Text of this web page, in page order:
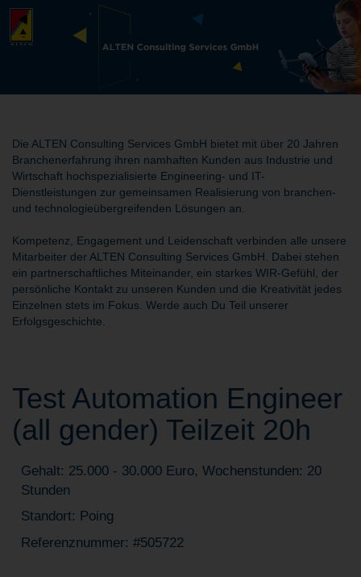
Die ALTEN Consulting Services GmbH bietet mit über 20 Jahren
Branchenerfahrung ihren namhaften Kunden aus Industrie und
Wirtschaft hochspezialisierte Engineering- und IT-
Dienstleistungen zur gemeinsamen Realisierung von branchen-
und technologieübergreifenden Lösungen an.
Kompetenz, Engagement und Leidenschaft verbinden alle unsere
Mitarbeiter der ALTEN Consulting Services GmbH. Dabei stehen
ein partnerschaftliches Miteinander, ein starkes WIR-Gefühl, der
persönliche Kontakt zu unseren Kunden und die Kreativität jedes
Einzelnen stets im Fokus. Werde auch Du Teil unserer
Erfolgsgeschichte.
Test Automation Engineer
(all gender) Teilzeit 20h
Gehalt: 25.000 - 30.000 Euro, Wochenstunden: 20
Stunden
Standort: Poing
Referenznummer: #505722